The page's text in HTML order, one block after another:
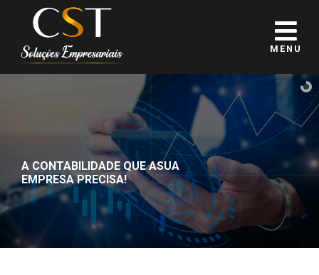
MENU
A CONTABILIDADE QUE ASUA
EMPRESA PRECISA!